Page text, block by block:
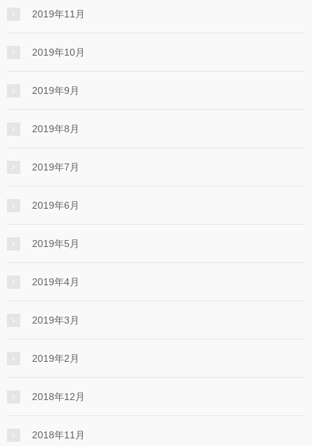
2019年11月
2019年10月
2019年9月
2019年8月
2019年7月
2019年6月
2019年5月
2019年4月
2019年3月
2019年2月
2018年12月
2018年11月